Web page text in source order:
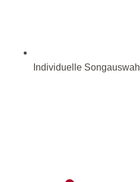
Individuelle Songauswahl